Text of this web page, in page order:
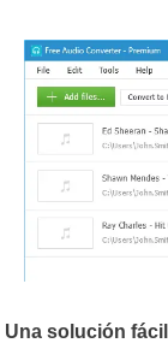
Una solución